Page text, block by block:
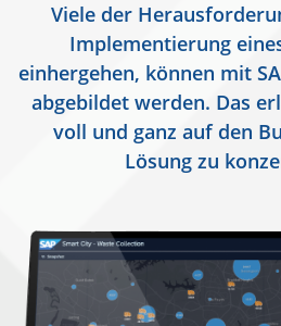
Viele der
Implementierung
einhergehen, können mit
abgebildet werden. Das
voll und ganz auf den
Lösung zu